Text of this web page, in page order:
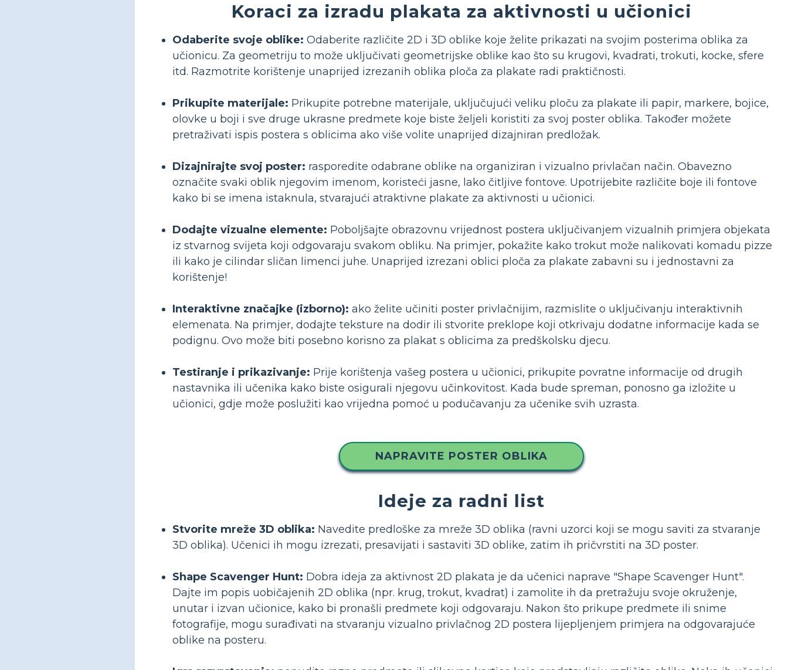
Koraci za izradu plakata za aktivnosti u učionici
Odaberite svoje oblike: Odaberite različite 2D i 3D oblike koje želite prikazati na svojim posterima oblika za
učionicu. Za geometriju to može uključivati ​​geometrijske oblike kao što su krugovi, kvadrati, trokuti, kocke, sfere
itd. Razmotrite korištenje unaprijed izrezanih oblika ploča za plakate radi praktičnosti.
Prikupite materijale: Prikupite potrebne materijale, uključujući veliku ploču za plakate ili papir, markere, bojice,
olovke u boji i sve druge ukrasne predmete koje biste željeli koristiti za svoj poster oblika. Također možete
pretraživati ​​ispis postera s oblicima ako više volite unaprijed dizajniran predložak.
Dizajnirajte svoj poster: rasporedite odabrane oblike na organiziran i vizualno privlačan način. Obavezno
označite svaki oblik njegovim imenom, koristeći jasne, lako čitljive fontove. Upotrijebite različite boje ili fontove
kako bi se imena istaknula, stvarajući atraktivne plakate za aktivnosti u učionici.
Dodajte vizualne elemente: Poboljšajte obrazovnu vrijednost postera uključivanjem vizualnih primjera objekata
iz stvarnog svijeta koji odgovaraju svakom obliku. Na primjer, pokažite kako trokut može nalikovati komadu pizze
ili kako je cilindar sličan limenci juhe. Unaprijed izrezani oblici ploča za plakate zabavni su i jednostavni za
korištenje!
Interaktivne značajke (izborno): ako želite učiniti poster privlačnijim, razmislite o uključivanju interaktivnih
elemenata. Na primjer, dodajte teksture na dodir ili stvorite preklope koji otkrivaju dodatne informacije kada se
podignu. Ovo može biti posebno korisno za plakat s oblicima za predškolsku djecu.
Testiranje i prikazivanje: Prije korištenja vašeg postera u učionici, prikupite povratne informacije od drugih
nastavnika ili učenika kako biste osigurali njegovu učinkovitost. Kada bude spreman, ponosno ga izložite u
učionici, gdje može poslužiti kao vrijedna pomoć u podučavanju za učenike svih uzrasta.
NAPRAVITE POSTER OBLIKA
Ideje za radni list
Stvorite mreže 3D oblika: Navedite predloške za mreže 3D oblika (ravni uzorci koji se mogu saviti za stvaranje
3D oblika). Učenici ih mogu izrezati, presavijati i sastaviti 3D oblike, zatim ih pričvrstiti na 3D poster.
Shape Scavenger Hunt: Dobra ideja za aktivnost 2D plakata je da učenici naprave "Shape Scavenger Hunt".
Dajte im popis uobičajenih 2D oblika (npr. krug, trokut, kvadrat) i zamolite ih da pretražuju svoje okruženje,
unutar i izvan učionice, kako bi pronašli predmete koji odgovaraju. Nakon što prikupe predmete ili snime
fotografije, mogu surađivati ​​na stvaranju vizualno privlačnog 2D postera lijepljenjem primjera na odgovarajuće
oblike na posteru.